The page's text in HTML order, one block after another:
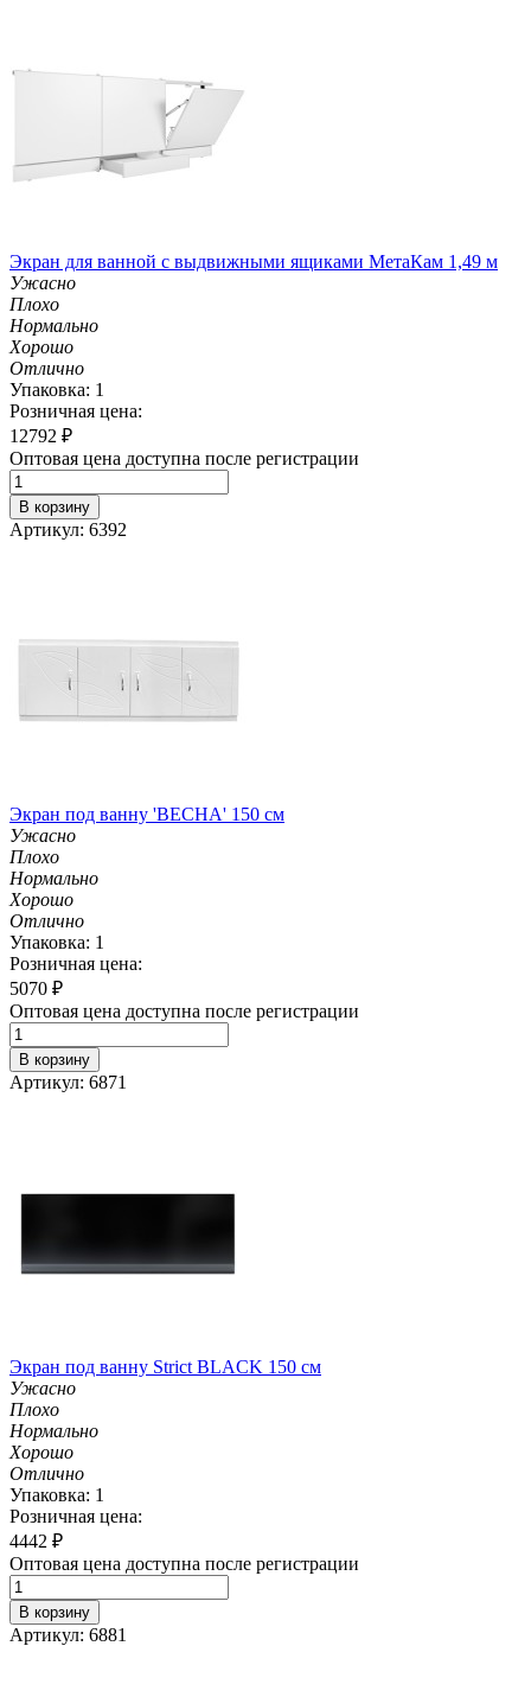
Экран для ванной с выдвижными ящиками МетаКам 1,49 м
Ужасно
Плохо
Нормально
Хорошо
Отлично
Упаковка: 1
Розничная цена:
12792 ₽
Оптовая цена доступна после регистрации
В корзину
Артикул: 6392
Экран под ванну 'ВЕСНА' 150 см
Ужасно
Плохо
Нормально
Хорошо
Отлично
Упаковка: 1
Розничная цена:
5070 ₽
Оптовая цена доступна после регистрации
В корзину
Артикул: 6871
Экран под ванну Strict BLACK 150 см
Ужасно
Плохо
Нормально
Хорошо
Отлично
Упаковка: 1
Розничная цена:
4442 ₽
Оптовая цена доступна после регистрации
В корзину
Артикул: 6881